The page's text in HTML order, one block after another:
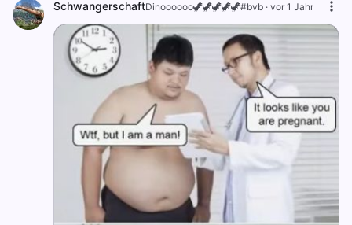
SchwangerschaftDinoooooo🦖🦖🦖🦖🦖#bvb · vor 1 Jahr